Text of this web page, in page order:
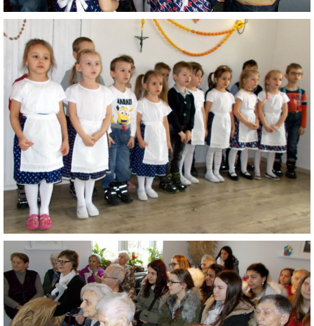
ŠKOLSKÝ ČASOPIS KUKUČKA
JEDÁLNY LÍSTOK
RECEPTY
PROJEKTY
ZDRAVÝ ÚSMEV
NADÁCIA TESCO
NADÁCIA VOLKSWAGEN SLOVAKIA